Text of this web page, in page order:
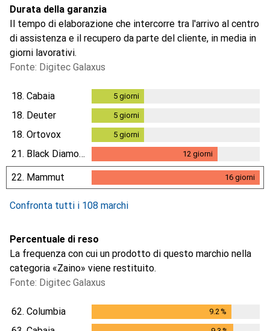
Durata della garanzia
Il tempo di elaborazione che intercorre tra l'arrivo al centro
di assistenza e il recupero da parte del cliente, in media in
giorni lavorativi.
Fonte: Digitec Galaxus
18. Cabaia 5giorni
18. Deuter 5giorni
18. Ortovox 5giorni
21. Black Diamond 12 giorni
22. Mammut 16 giorni
16giorni
Confronta tutti i 108 marchi
Percentuale di reso
La frequenza con cui un prodotto di questo marchio nella
categoria «Zaino» viene restituito.
Fonte: Digitec Galaxus
62. Columbia 9.2 %